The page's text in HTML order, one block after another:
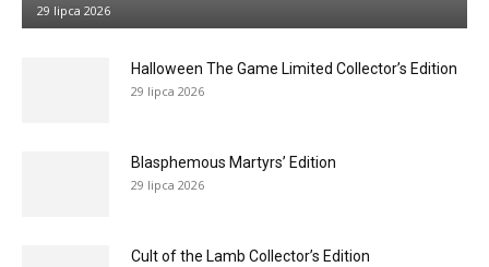
29 lipca 2026
Halloween The Game Limited Collector’s Edition
29 lipca 2026
Blasphemous Martyrs’ Edition
29 lipca 2026
Cult of the Lamb Collector’s Edition